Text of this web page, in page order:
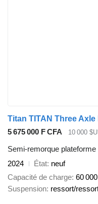
5 675 000 F CFA 10 000
Semi-remorque plateforme
2024
État neuf
Capacité de charge 60
Suspension ressort/